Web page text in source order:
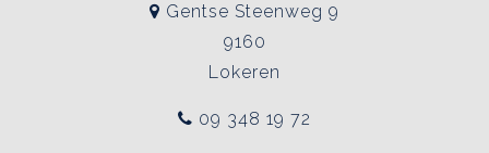
Gentse Steenweg 9
9160
Lokeren
09 348 19 72